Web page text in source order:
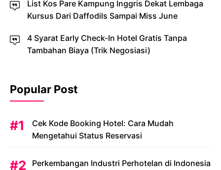
List Kos Pare Kampung Inggris Dekat Lembaga
Kursus Dari Daffodils Sampai Miss June
4 Syarat Early Check-In Hotel Gratis Tanpa
Tambahan Biaya (Trik Negosiasi)
Popular Post
Cek Kode Booking Hotel: Cara Mudah
Mengetahui Status Reservasi
Perkembangan Industri Perhotelan di Indonesia